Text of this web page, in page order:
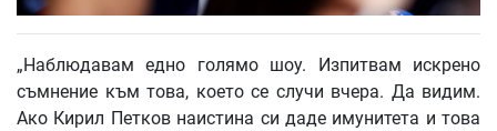
„Наблюдавам едно голямо шоу. Изпитвам искрено
съмнение към това, което се случи вчера. Да видим.
Ако Кирил Петков наистина си даде имунитета и това